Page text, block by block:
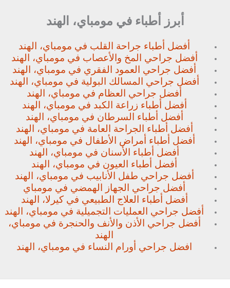
أبرز أطباء في مومباي، الهند
أفضل أطباء جراحة القلب في مومباي، الهند
أفضل جراحي المخ والأعصاب في مومباي، الهند
أفضل جراحي العمود الفقري في مومباي، الهند
أفضل جراحي المسالك البولية في مومباي، الهند
أفضل جراحي العظام في مومباي، الهند
أفضل أطباء زراعة الكبد في مومباي، الهند
أفضل أطباء السرطان في مومباي، الهند
أفضل أطباء الجراحة العامة في مومباي، الهند
أفضل أطباء أمراض الأطفال في مومباي، الهند
أفضل أطباء الأسنان في مومباي، الهند
أفضل أطباء العيون في مومباي، الهند
أفضل جراحي طفل الأنابيب في مومباي، الهند
أفضل جراحي الجهاز الهمضي في مومباي
أفضل أطباء العلاج الطبيعي في كيرلا، الهند
أفضل جراحي العمليات التجميلية في مومباي، الهند
أفضل جراحي الأذن والأنف والحنجرة في مومباي،
الهند
افضل جراحي أورام النساء في مومباي، الهند